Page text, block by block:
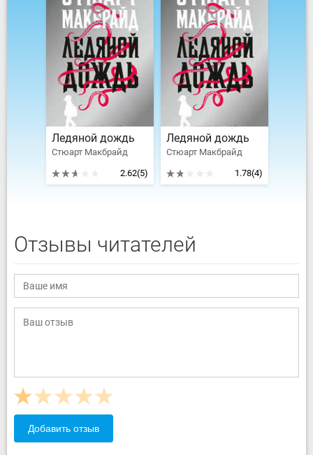
Ледяной дождь
Стюарт Макбрайд
2.62(5)
Ледяной дождь
Стюарт Макбрайд
1.78(4)
Отзывы читателей
Добавить отзыв